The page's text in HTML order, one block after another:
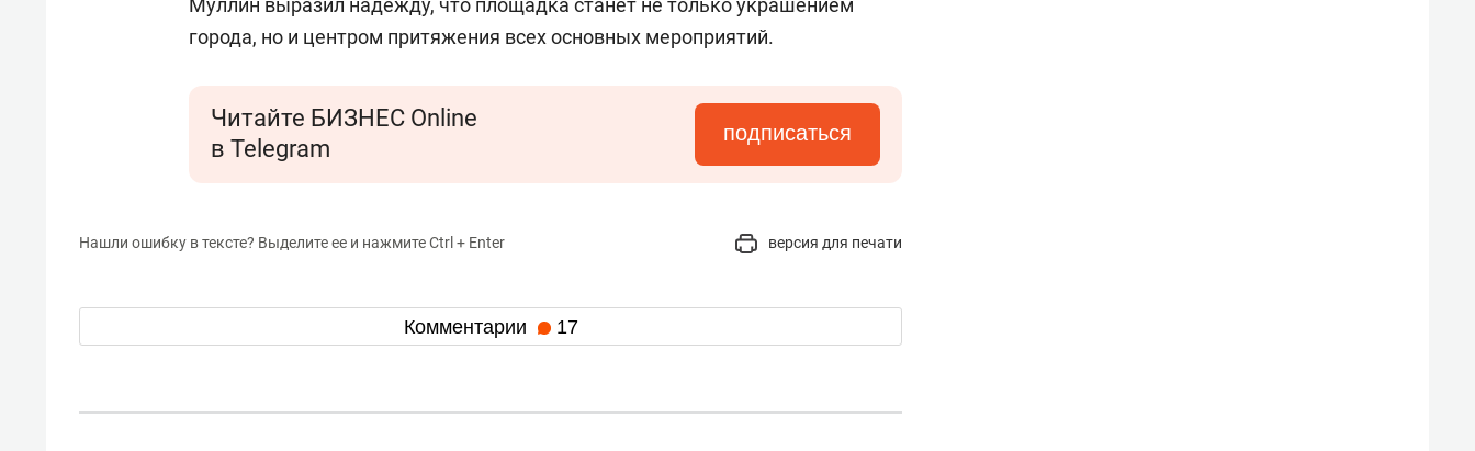
Муллин выразил надежду, что площадка станет не только украшением
города, но и центром притяжения всех основных мероприятий.
Читайте БИЗНЕС Online
в Telegram
подписаться
Нашли ошибку в тексте? Выделите ее и нажмите Ctrl + Enter версия для печати
Комментарии 17